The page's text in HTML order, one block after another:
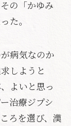
の「かゆみ
た。
病気なのか
しようと
よいと思っ
治療ジプシ
ろを選び、漢